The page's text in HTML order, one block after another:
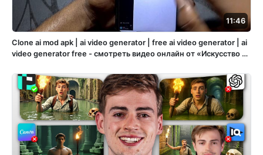
11:46
Clone ai mod apk | ai video generator | free ai video generator | ai
video generator free - смотреть видео онлайн от «Искусство и
декабря 2023 года в 21:50:12 00:11:46.